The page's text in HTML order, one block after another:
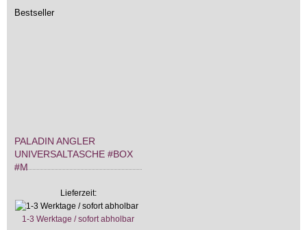
Bestseller
PALADIN ANGLER
UNIVERSALTASCHE #BOX
#M
Lieferzeit:
1-3 Werktage / sofort abholbar